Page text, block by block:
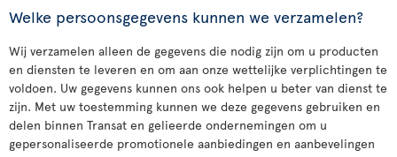
Welke persoonsgegevens kunnen we verzamelen?
Wij verzamelen alleen de gegevens die nodig zijn om u producten
en diensten te leveren en om aan onze wettelijke verplichtingen te
voldoen. Uw gegevens kunnen ons ook helpen u beter van dienst te
zijn. Met uw toestemming kunnen we deze gegevens gebruiken en
delen binnen Transat en gelieerde ondernemingen om u
gepersonaliseerde promotionele aanbiedingen en aanbevelingen